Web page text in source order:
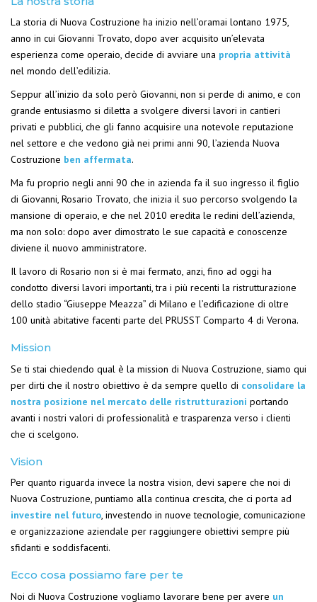
La storia di Nuova Costruzione ha inizio nell’oramai lontano 1975,
anno in cui Giovanni Trovato, dopo aver acquisito un’elevata
esperienza come operaio, decide di avviare una propria attività
nel mondo dell’edilizia.
Seppur all’inizio da solo però Giovanni, non si perde di animo, e con
grande entusiasmo si diletta a svolgere diversi lavori in cantieri
privati e pubblici, che gli fanno acquisire una notevole reputazione
nel settore e che vedono già nei primi anni 90, l’azienda Nuova
Costruzione ben affermata.
Ma fu proprio negli anni 90 che in azienda fa il suo ingresso il figlio
di Giovanni, Rosario Trovato, che inizia il suo percorso svolgendo la
mansione di operaio, e che nel 2010 eredita le redini dell’azienda,
ma non solo: dopo aver dimostrato le sue capacità e conoscenze
diviene il nuovo amministratore.
Il lavoro di Rosario non si è mai fermato, anzi, fino ad oggi ha
condotto diversi lavori importanti, tra i più recenti la ristrutturazione
dello stadio “Giuseppe Meazza” di Milano e l’edificazione di oltre
100 unità abitative facenti parte del PRUSST Comparto 4 di Verona.
Mission
Se ti stai chiedendo qual è la mission di Nuova Costruzione, siamo qui
per dirti che il nostro obiettivo è da sempre quello di consolidare la
nostra posizione nel mercato delle ristrutturazioni portando
avanti i nostri valori di professionalità e trasparenza verso i clienti
che ci scelgono.
Vision
Per quanto riguarda invece la nostra vision, devi sapere che noi di
Nuova Costruzione, puntiamo alla continua crescita, che ci porta ad
investire nel futuro, investendo in nuove tecnologie, comunicazione
e organizzazione aziendale per raggiungere obiettivi sempre più
sfidanti e soddisfacenti.
Ecco cosa possiamo fare per te
Noi di Nuova Costruzione vogliamo lavorare bene per avere un